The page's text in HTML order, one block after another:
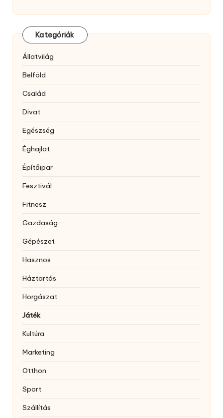
Kategóriák
Állatvilág
Belföld
Család
Divat
Egészség
Éghajlat
Építőipar
Fesztivál
Fitnesz
Gazdaság
Gépészet
Hasznos
Háztartás
Horgászat
Játék
Kultúra
Marketing
Otthon
Sport
Szállítás